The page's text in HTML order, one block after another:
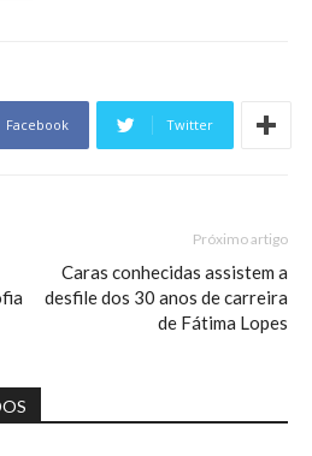
Facebook Twitter
Próximo artigo
Caras conhecidas assistem a
desfile dos 30 anos de carreira
de Fátima Lopes